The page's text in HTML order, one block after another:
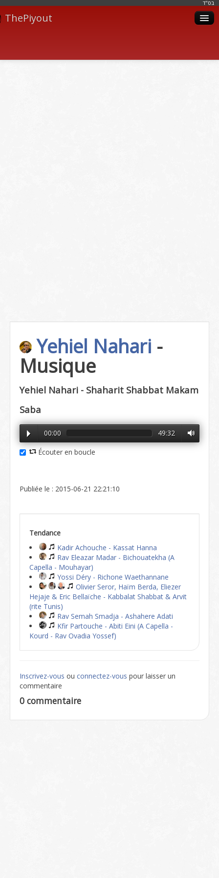
בּס"ד
ThePiyout
Yehiel Nahari -
Musique
Yehiel Nahari - Shaharit Shabbat Makam
Saba
00:00 49:32
Écouter en boucle
Publiée le : 2015-06-21 22:21:10
Tendance
Kadir Achouche - Kassat Hanna
Rav Eleazar Madar - Bichouatekha (A
Capella - Mouhayar)
Yossi Déry - Richone Waethannane
Olivier Seror, Haïm Berda, Eliezer
Hejaje & Eric Bellaïche - Kabbalat Shabbat & Arvit
(rite Tunis)
Rav Semah Smadja - Ashahere Adati
Kfir Partouche - Abiti Eini (A Capella -
Kourd - Rav Ovadia Yossef)
Inscrivez-vous ou connectez-vous pour laisser un
commentaire
0 commentaire